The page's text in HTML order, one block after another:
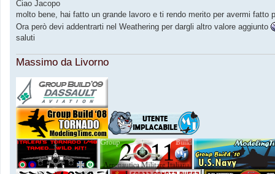
s
a
g
i
Ciao Jacopo
molto bene, hai fatto un grande lavoro e ti rendo merito per avermi fatto
Ora però devi addentrarti nel Weathering per dargli altro valore aggiunto
saluti
Massimo da Livorno